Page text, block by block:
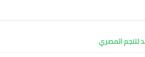
للنجم المصري